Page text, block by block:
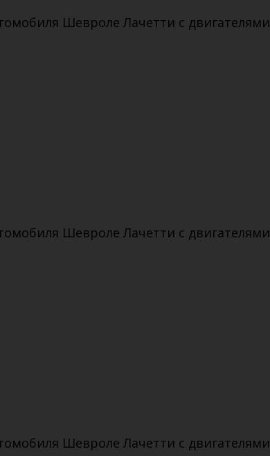
Шевроле Лачетти с
Шевроле Лачетти с
Шевроле Лачетти с